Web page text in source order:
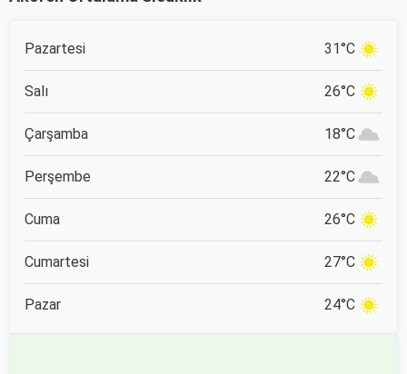
iyi antalya çocuklu aile
oteli seçeneklerini bir
araya getirdik.
Pazartesi 31°C
Salı 26°C
Çarşamba 18°C
Perşembe 22°C
Cuma 26°C
Cumartesi 27°C
Pazar 24°C